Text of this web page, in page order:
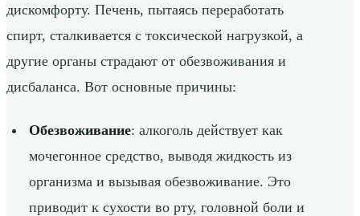
дискомфорту. Печень, пытаясь переработать
спирт, сталкивается с токсической нагрузкой, а
другие органы страдают от обезвоживания и
дисбаланса. Вот основные причины:
Обезвоживание: алкоголь действует как
мочегонное средство, выводя жидкость из
организма и вызывая обезвоживание. Это
приводит к сухости во рту, головной боли и